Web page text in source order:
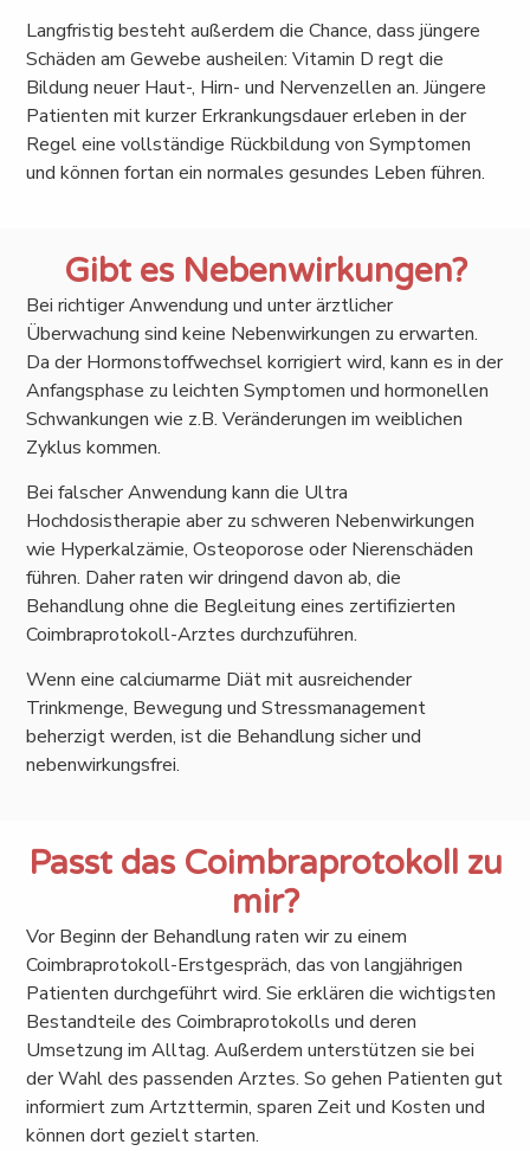
Langfristig besteht außerdem die Chance, dass jüngere
Schäden am Gewebe ausheilen: Vitamin D regt die
Bildung neuer Haut-, Hirn- und Nervenzellen an. Jüngere
Patienten mit kurzer Erkrankungsdauer erleben in der
Regel eine vollständige Rückbildung von Symptomen
und können fortan ein normales gesundes Leben führen.
Gibt es Nebenwirkungen?
Bei richtiger Anwendung und unter ärztlicher
Überwachung sind keine Nebenwirkungen zu erwarten.
Da der Hormonstoffwechsel korrigiert wird, kann es in der
Anfangsphase zu leichten Symptomen und hormonellen
Schwankungen wie z.B. Veränderungen im weiblichen
Zyklus kommen.
Bei falscher Anwendung kann die Ultra
Hochdosistherapie aber zu schweren Nebenwirkungen
wie Hyperkalzämie, Osteoporose oder Nierenschäden
führen. Daher raten wir dringend davon ab, die
Behandlung ohne die Begleitung eines zertifizierten
Coimbraprotokoll-Arztes durchzuführen.
Wenn eine calciumarme Diät mit ausreichender
Trinkmenge, Bewegung und Stressmanagement
beherzigt werden, ist die Behandlung sicher und
nebenwirkungsfrei.
Passt das Coimbraprotokoll zu
mir?
Vor Beginn der Behandlung raten wir zu einem
Coimbraprotokoll-Erstgespräch, das von langjährigen
Patienten durchgeführt wird. Sie erklären die wichtigsten
Bestandteile des Coimbraprotokolls und deren
Umsetzung im Alltag. Außerdem unterstützen sie bei
der Wahl des passenden Arztes. So gehen Patienten gut
informiert zum Artzttermin, sparen Zeit und Kosten und
können dort gezielt starten.